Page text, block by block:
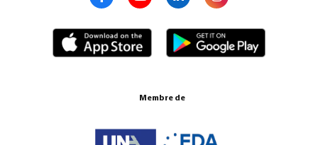
Membre de